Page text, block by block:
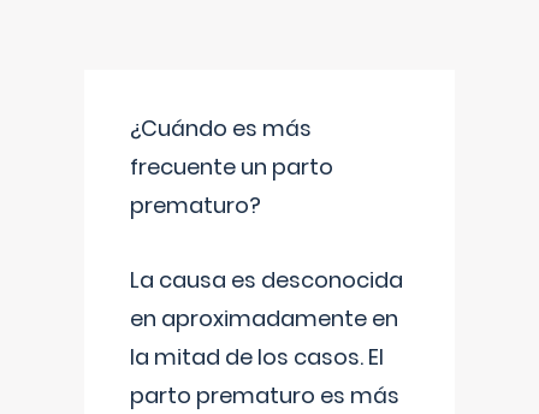
¿Cuándo es más
frecuente un parto
prematuro?
La causa es desconocida
en aproximadamente en
la mitad de los casos. El
parto prematuro es más